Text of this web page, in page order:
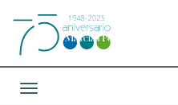
Toggle navigation